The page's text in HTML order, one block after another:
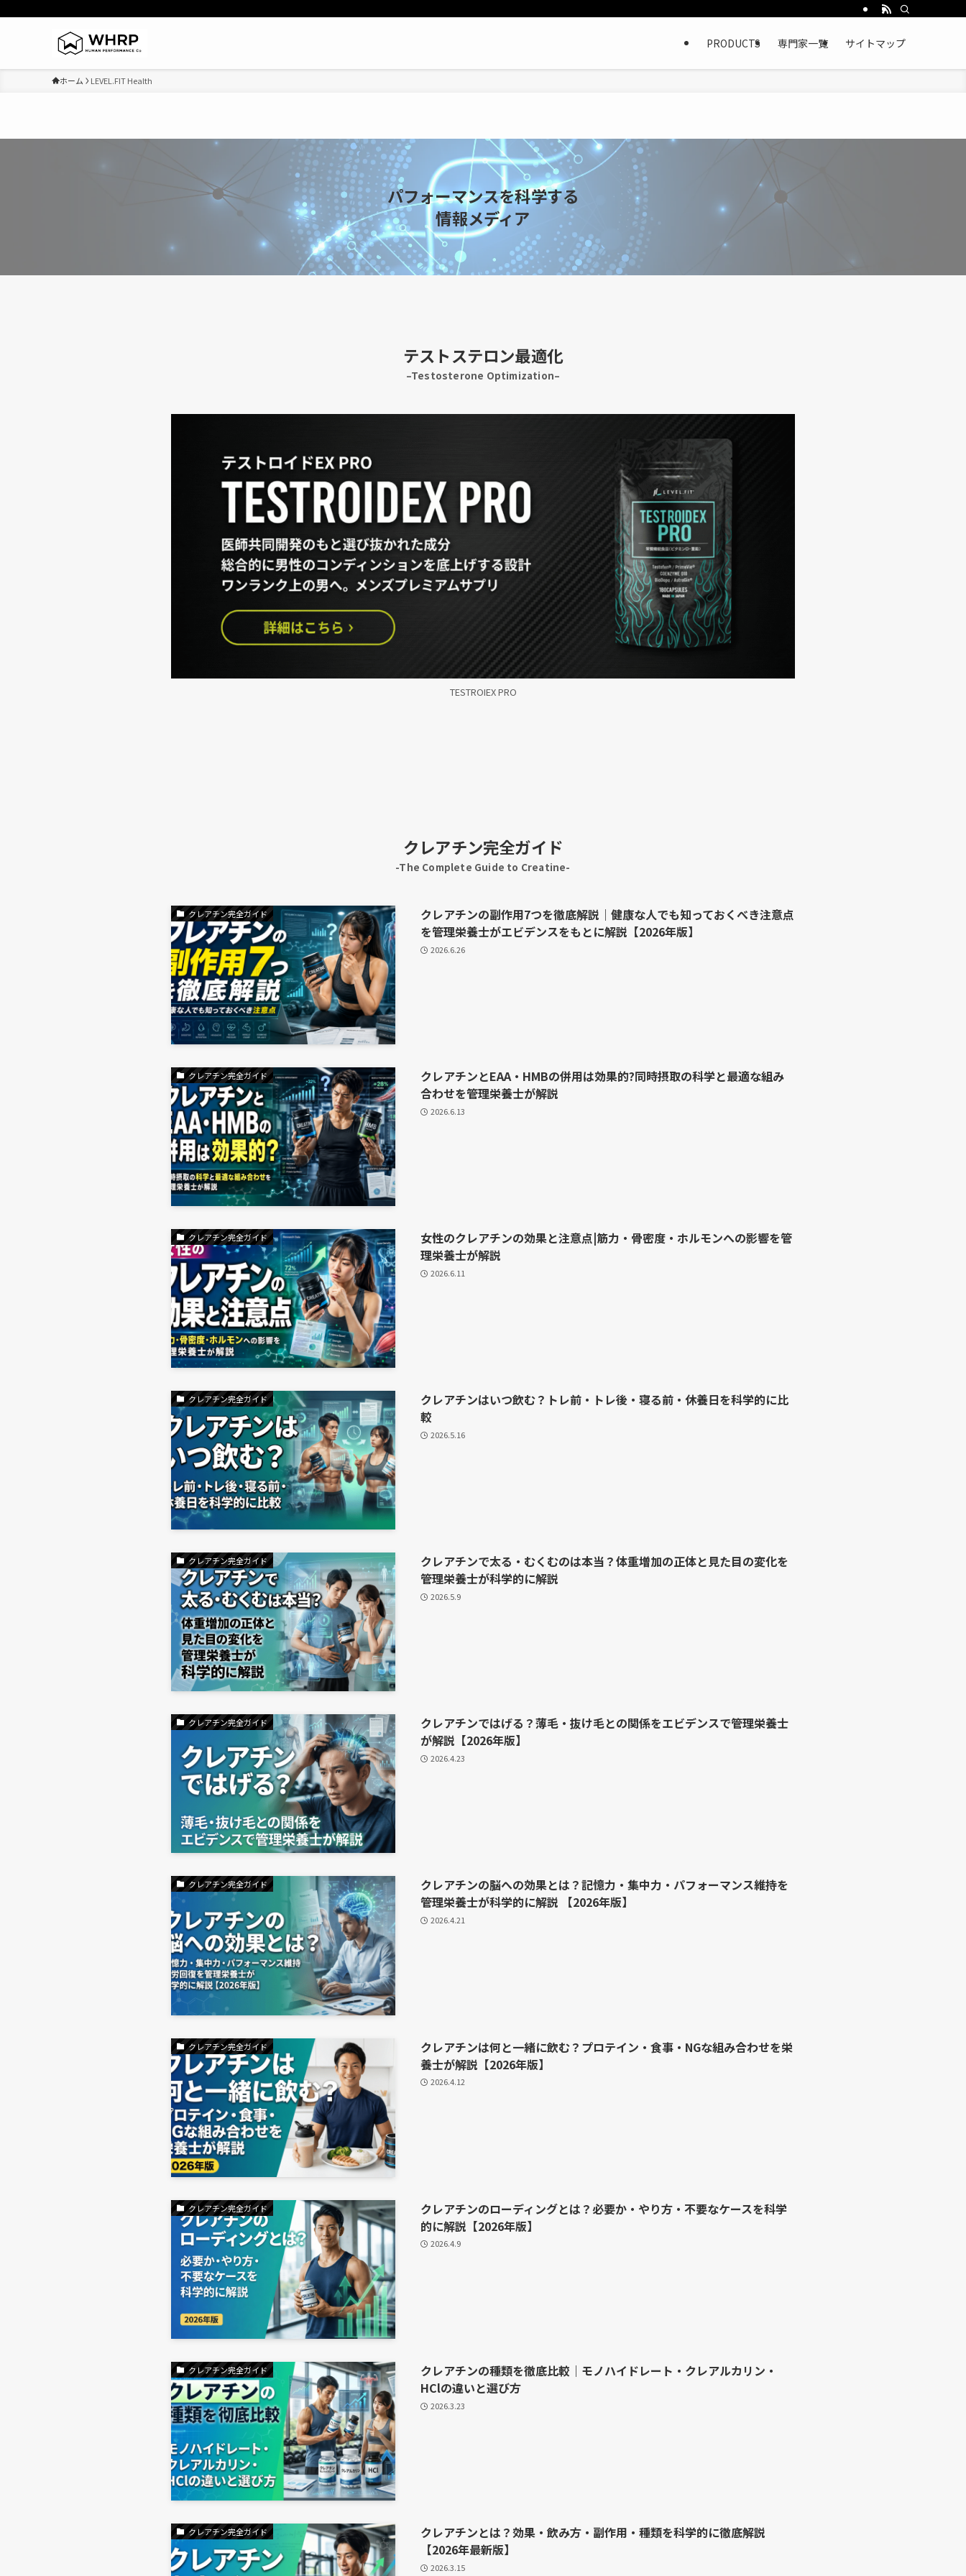
PRODUCTS 専門家一覧 サイトマップ
ホーム LEVEL.FIT Health
パフォーマンスを科学する
情報メディア
テストステロン最適化
–Testosterone Optimization–
TESTROIEX PRO
クレアチン完全ガイド
-The Complete Guide to Creatine-
クレアチン完全ガイド
クレアチンの副作用7つを徹底解説｜健康な人でも知っておくべき注意点
を管理栄養士がエビデンスをもとに解説【2026年版】
2026.6.26
クレアチン完全ガイド
クレアチンとEAA・HMBの併用は効果的?同時摂取の科学と最適な組み
合わせを管理栄養士が解説
2026.6.13
クレアチン完全ガイド
女性のクレアチンの効果と注意点|筋力・骨密度・ホルモンへの影響を管
理栄養士が解説
2026.6.11
クレアチン完全ガイド
クレアチンはいつ飲む？トレ前・トレ後・寝る前・休養日を科学的に比
較
2026.5.16
クレアチン完全ガイド
クレアチンで太る・むくむのは本当？体重増加の正体と見た目の変化を
管理栄養士が科学的に解説
2026.5.9
クレアチン完全ガイド
クレアチンではげる？薄毛・抜け毛との関係をエビデンスで管理栄養士
が解説【2026年版】
2026.4.23
クレアチン完全ガイド
クレアチンの脳への効果とは？記憶力・集中力・パフォーマンス維持を
管理栄養士が科学的に解説 【2026年版】
2026.4.21
クレアチン完全ガイド
クレアチンは何と一緒に飲む？プロテイン・食事・NGな組み合わせを栄
養士が解説【2026年版】
2026.4.12
クレアチン完全ガイド
クレアチンのローディングとは？必要か・やり方・不要なケースを科学
的に解説【2026年版】
2026.4.9
クレアチン完全ガイド
クレアチンの種類を徹底比較｜モノハイドレート・クレアルカリン・
HClの違いと選び方
2026.3.23
クレアチン完全ガイド
クレアチンとは？効果・飲み方・副作用・種類を科学的に徹底解説
【2026年最新版】
2026.3.15